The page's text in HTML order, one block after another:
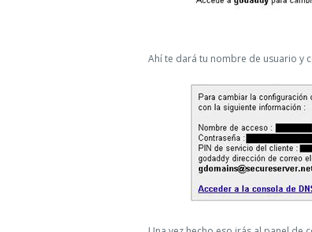
Ahí te dará tu nombre de usuario y